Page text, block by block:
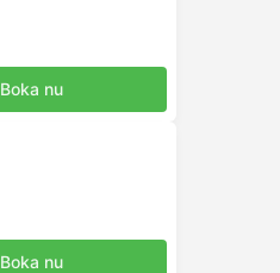
Boka nu
Boka nu